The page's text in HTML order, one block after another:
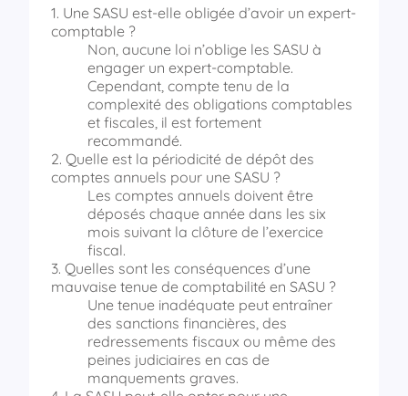
1. Une SASU est-elle obligée d’avoir un expert-
comptable ?
Non, aucune loi n’oblige les SASU à
engager un expert-comptable.
Cependant, compte tenu de la
complexité des obligations comptables
et fiscales, il est fortement
recommandé.
2. Quelle est la périodicité de dépôt des
comptes annuels pour une SASU ?
Les comptes annuels doivent être
déposés chaque année dans les six
mois suivant la clôture de l’exercice
fiscal.
3. Quelles sont les conséquences d’une
mauvaise tenue de comptabilité en SASU ?
Une tenue inadéquate peut entraîner
des sanctions financières, des
redressements fiscaux ou même des
peines judiciaires en cas de
manquements graves.